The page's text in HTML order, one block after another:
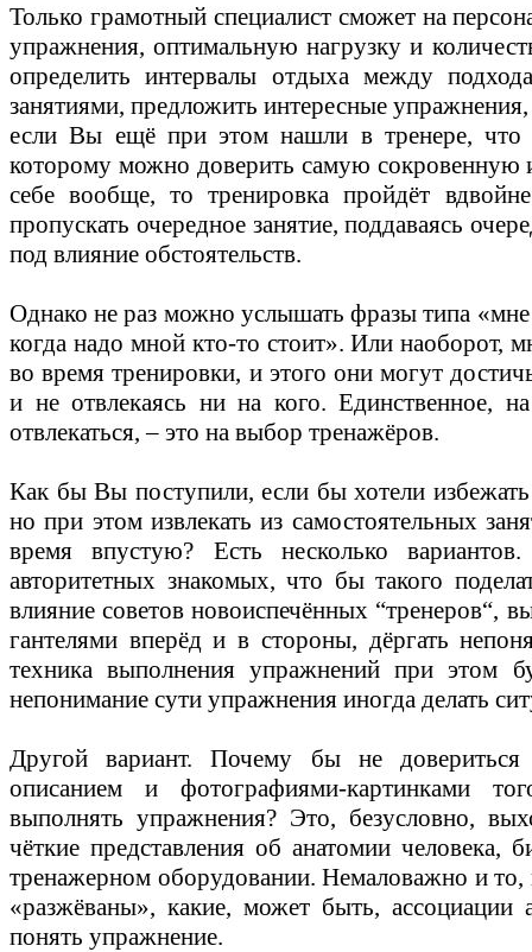
Только грамотный специалист сможет на
упражнения, оптимальную нагрузку и
определить интервалы отдыха между
занятиями, предложить интересные
если Вы ещё при этом нашли в тренере, что
которому можно доверить самую
себе вообще, то тренировка пройдёт
пропускать очередное занятие, поддаваясь
под влияние обстоятельств.
Однако не раз можно услышать фразы типа
когда надо мной кто-то стоит». Или наоборот,
во время тренировки, и этого они могут
и не отвлекаясь ни на кого. Единственное,
отвлекаться, – это на выбор тренажёров.
Как бы Вы поступили, если бы хотели
но при этом извлекать из самостоятельных
время впустую? Есть несколько
авторитетных знакомых, что бы такого
влияние советов новоиспечённых “тренеров“,
гантелями вперёд и в стороны, дёргать
техника выполнения упражнений при этом
непонимание сути упражнения иногда делать
Другой вариант. Почему бы не
описанием и фотографиями-картинками
выполнять упражнения? Это, безусловно,
чёткие представления об анатомии человека,
тренажерном оборудовании. Немаловажно и
«разжёваны», какие, может быть, ассоциации
понять упражнение.